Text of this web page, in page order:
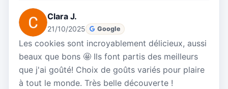
Clara J.
21/10/2025 Google
Les cookies sont incroyablement délicieux, aussi
beaux que bons 🤩 Ils font partis des meilleurs
que j'ai goûté! Choix de goûts variés pour plaire
à tout le monde. Très belle découverte !